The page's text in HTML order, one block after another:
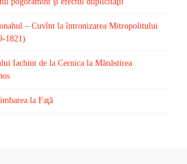
– Cuvînt la întronizarea Mitropolitului
1821)
Iachint de la Cernica la Mănăstirea
la Faţă